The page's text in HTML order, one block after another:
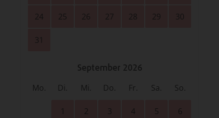
24 25 26 27 28 29 30
31
September 2026
Mo. Di. Mi. Do. Fr. Sa. So.
1 2 3 4 5 6